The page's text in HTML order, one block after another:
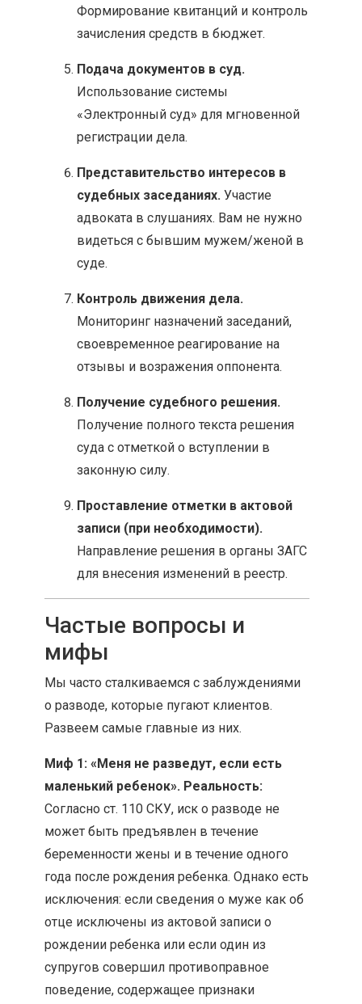
Формирование квитанций и контроль
зачисления средств в бюджет.
Подача документов в суд.
Использование системы
«Электронный суд» для мгновенной
регистрации дела.
Представительство интересов в
судебных заседаниях. Участие
адвоката в слушаниях. Вам не нужно
видеться с бывшим мужем/женой в
суде.
Контроль движения дела.
Мониторинг назначений заседаний,
своевременное реагирование на
отзывы и возражения оппонента.
Получение судебного решения.
Получение полного текста решения
суда с отметкой о вступлении в
законную силу.
Проставление отметки в актовой
записи (при необходимости).
Направление решения в органы ЗАГС
для внесения изменений в реестр.
Частые вопросы и
мифы
Мы часто сталкиваемся с заблуждениями
о разводе, которые пугают клиентов.
Развеем самые главные из них.
Миф 1: «Меня не разведут, если есть
маленький ребенок». Реальность:
Согласно ст. 110 СКУ, иск о разводе не
может быть предъявлен в течение
беременности жены и в течение одного
года после рождения ребенка. Однако есть
исключения: если сведения о муже как об
отце исключены из актовой записи о
рождении ребенка или если один из
супругов совершил противоправное
поведение, содержащее признаки